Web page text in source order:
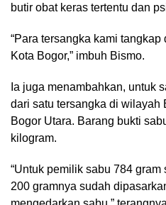
butir obat keras tertentu dan
“Para tersangka kami
Kota Bogor,” imbuh Bismo.
Ia juga menambahkan, untuk
dari satu tersangka di wilayah
Bogor Utara. Barang bukti
kilogram.
“Untuk pemilik sabu 784
200 gramnya sudah